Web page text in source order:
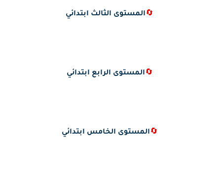
🔄المستوى الثالث ابتدائي
🔄المستوى الرابع ابتدائي
🔄المستوى الخامس ابتدائي